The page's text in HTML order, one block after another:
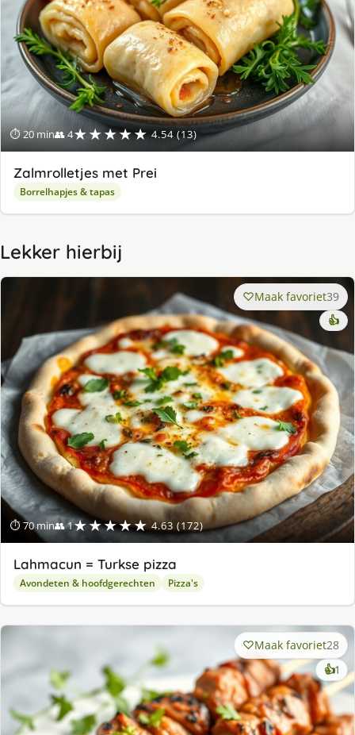
⏱ 20 min👥 4★★★★★ 4.54 (13)
Zalmrolletjes met Prei
Borrelhapjes & tapas
Lekker hierbij
⏱ 70 min👥 1★★★★★ 4.63 (172)
Maak favoriet39
👍
Lahmacun = Turkse pizza
Avondeten & hoofdgerechten Pizza's
Maak favoriet28
👍1